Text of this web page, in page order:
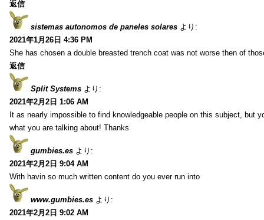
返信
sistemas autonomos de paneles solares より:
2021年1月26日 4:36 PM
She has chosen a double breasted trench coat was not worse then of
返信
Split Systems より:
2021年2月2日 1:06 AM
It as nearly impossible to find knowledgeable people on this subject, but
what you are talking about! Thanks
gumbies.es より:
2021年2月2日 9:04 AM
With havin so much written content do you ever run into
www.gumbies.es より:
2021年2月2日 9:02 AM